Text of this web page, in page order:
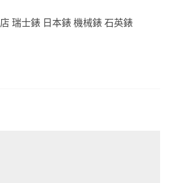
瑞士錶 日本錶 機械錶 石英錶